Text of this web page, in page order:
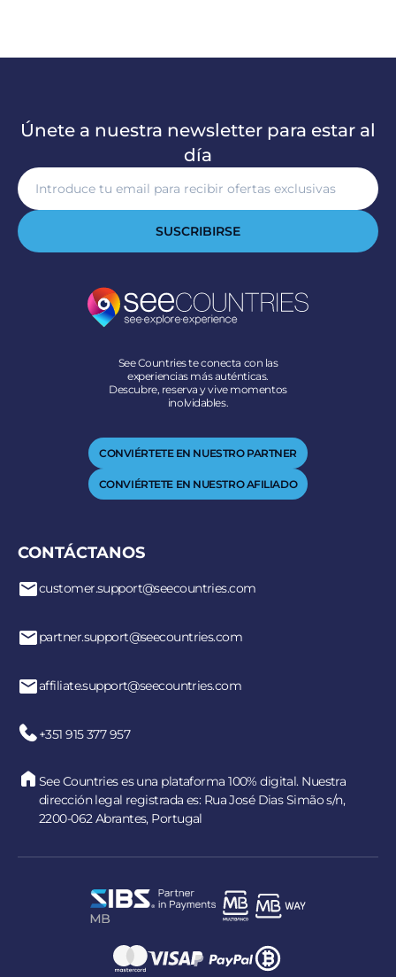
Únete a nuestra newsletter para estar al
día
SUSCRIBIRSE
See Countries te conecta con las
experiencias más auténticas.
Descubre, reserva y vive momentos
inolvidables.
CONVIÉRTETE EN NUESTRO PARTNER
CONVIÉRTETE EN NUESTRO AFILIADO
CONTÁCTANOS
customer.support@seecountries.com
partner.support@seecountries.com
affiliate.support@seecountries.com
+351 915 377 957
See Countries es una plataforma 100% digital. Nuestra
dirección legal registrada es: Rua José Dias Simão s/n,
2200-062 Abrantes, Portugal